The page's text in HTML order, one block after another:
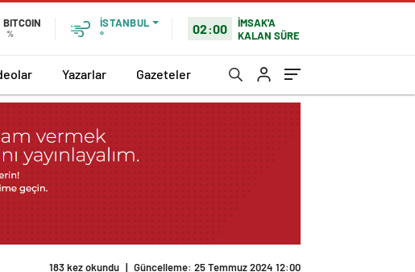
BITCOIN
%
İSTANBUL
°
02:00
İMSAK'A
KALAN SÜRE
Yazarlar Gazeteler